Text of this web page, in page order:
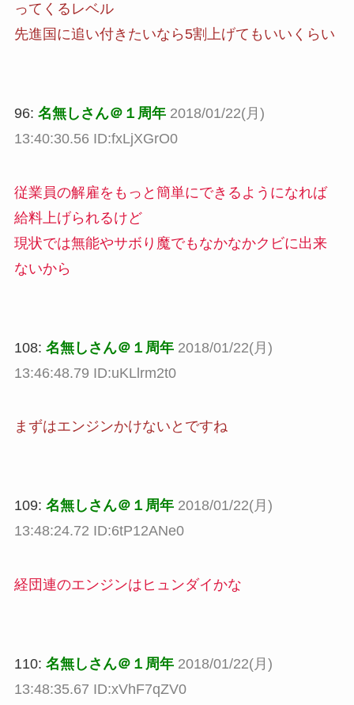
ってくるレベル
先進国に追い付きたいなら5割上げてもいいくらい
96: 名無しさん＠１周年 2018/01/22(月)
13:40:30.56 ID:fxLjXGrO0
従業員の解雇をもっと簡単にできるようになれば
給料上げられるけど
現状では無能やサボり魔でもなかなかクビに出来
ないから
108: 名無しさん＠１周年 2018/01/22(月)
13:46:48.79 ID:uKLlrm2t0
まずはエンジンかけないとですね
109: 名無しさん＠１周年 2018/01/22(月)
13:48:24.72 ID:6tP12ANe0
経団連のエンジンはヒュンダイかな
110: 名無しさん＠１周年 2018/01/22(月)
13:48:35.67 ID:xVhF7qZV0